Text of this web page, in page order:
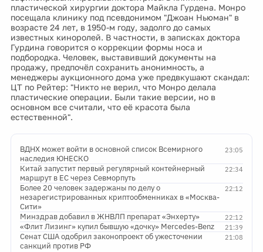
пластической хирургии доктора Майкла Гурдена. Монро
посещала клинику под псевдонимом "Джоан Ньюман" в
возрасте 24 лет, в 1950-м году, задолго до самых
известных киноролей. В частности, в записках доктора
Гурдина говорится о коррекции формы носа и
подбородка. Человек, выставивший документы на
продажу, предпочёл сохранить анонимность, а
менеджеры аукционного дома уже предвкушают скандал:
ЦТ по Рейтер: "Никто не верил, что Монро делала
пластические операции. Были такие версии, но в
основном все считали, что её красота была
естественной".
23:05
ВДНХ может войти в основной список Всемирного
наследия ЮНЕСКО
22:34
Китай запустит первый регулярный контейнерный
маршрут в ЕС через Севморпуть
22:12
Более 20 человек задержаны по делу о
незарегистрированных криптообменниках в «Москва-
Сити»
22:12
Минздрав добавил в ЖНВЛП препарат «Энхерту»
21:39
«Флит Лизинг» купил бывшую «дочку» Mercedes-Benz
21:08
Сенат США одобрил законопроект об ужесточении
санкций против РФ